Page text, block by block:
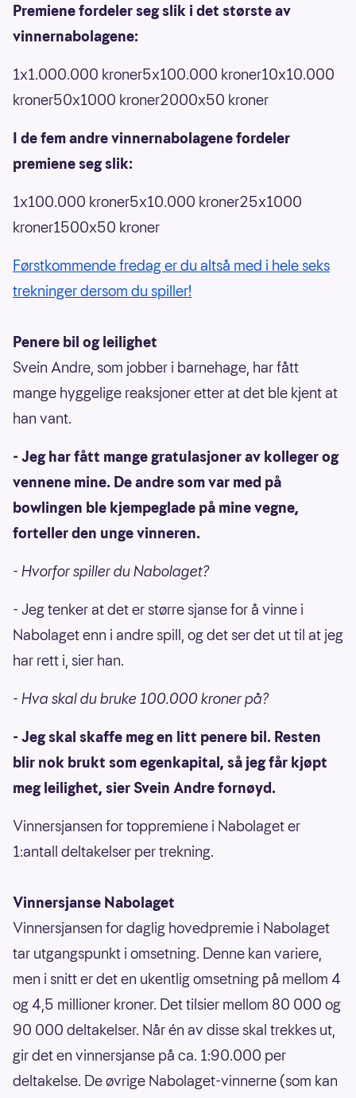
Premiene fordeler seg slik i det største av
vinnernabolagene:
1x1.000.000 kroner5x100.000 kroner10x10.000
kroner50x1000 kroner2000x50 kroner
I de fem andre vinnernabolagene fordeler
premiene seg slik:
1x100.000 kroner5x10.000 kroner25x1000
kroner1500x50 kroner
Førstkommende fredag er du altså med i hele seks
trekninger dersom du spiller!
Penere bil og leilighet
Svein Andre, som jobber i barnehage, har fått
mange hyggelige reaksjoner etter at det ble kjent at
han vant.
- Jeg har fått mange gratulasjoner av kolleger og
vennene mine. De andre som var med på
bowlingen ble kjempeglade på mine vegne,
forteller den unge vinneren.
- Hvorfor spiller du Nabolaget?
- Jeg tenker at det er større sjanse for å vinne i
Nabolaget enn i andre spill, og det ser det ut til at jeg
har rett i, sier han.
- Hva skal du bruke 100.000 kroner på?
- Jeg skal skaffe meg en litt penere bil. Resten
blir nok brukt som egenkapital, så jeg får kjøpt
meg leilighet, sier Svein Andre fornøyd.
Vinnersjansen for toppremiene i Nabolaget er
1:antall deltakelser per trekning.
Vinnersjanse Nabolaget
Vinnersjansen for daglig hovedpremie i Nabolaget
tar utgangspunkt i omsetning. Denne kan variere,
men i snitt er det en ukentlig omsetning på mellom 4
og 4,5 millioner kroner. Det tilsier mellom 80 000 og
90 000 deltakelser. Når én av disse skal trekkes ut,
gir det en vinnersjanse på ca. 1:90.000 per
deltakelse. De øvrige Nabolaget-vinnerne (som kan